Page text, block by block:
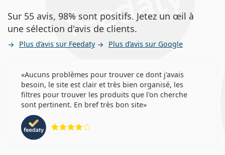
Sur 55 avis, 98% sont positifs. Jetez un œil à
une sélection d'avis de clients.
Plus d’avis sur Feedaty Plus d’avis sur Google
Aucuns problèmes pour trouver ce dont j'avais
besoin, le site est clair et très bien organisé, les
filtres pour trouver les produits que l'on cherche
sont pertinent. En bref très bon site